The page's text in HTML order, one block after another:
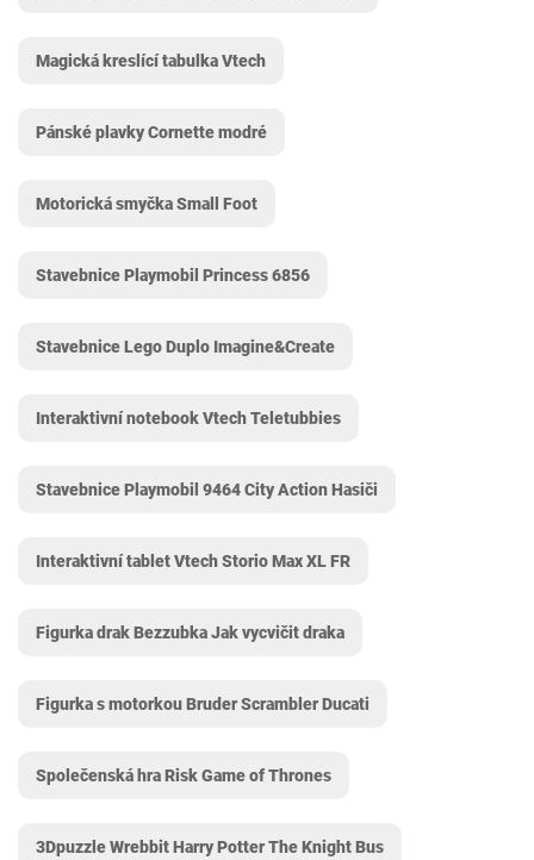
Magická kreslící tabulka Vtech
Pánské plavky Cornette modré
Motorická smyčka Small Foot
Stavebnice Playmobil Princess 6856
Stavebnice Lego Duplo Imagine&Create
Interaktivní notebook Vtech Teletubbies
Stavebnice Playmobil 9464 City Action Hasiči
Interaktivní tablet Vtech Storio Max XL FR
Figurka drak Bezzubka Jak vycvičit draka
Figurka s motorkou Bruder Scrambler Ducati
Společenská hra Risk Game of Thrones
3Dpuzzle Wrebbit Harry Potter The Knight Bus